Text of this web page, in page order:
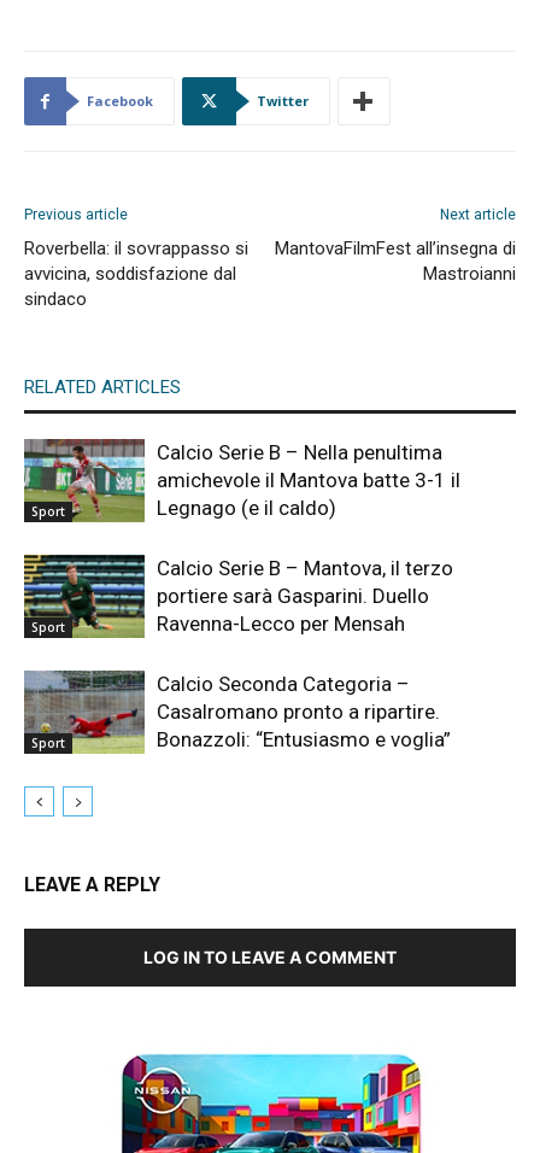
Facebook Twitter
Previous article
Roverbella: il sovrappasso si
avvicina, soddisfazione dal
sindaco
Next article
MantovaFilmFest all’insegna di
Mastroianni
RELATED ARTICLES
Sport
Calcio Serie B – Nella penultima
amichevole il Mantova batte 3-1 il
Legnago (e il caldo)
Sport
Calcio Serie B – Mantova, il terzo
portiere sarà Gasparini. Duello
Ravenna-Lecco per Mensah
Sport
Calcio Seconda Categoria –
Casalromano pronto a ripartire.
Bonazzoli: “Entusiasmo e voglia”
LEAVE A REPLY
LOG IN TO LEAVE A COMMENT